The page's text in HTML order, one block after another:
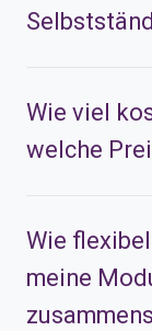
Wie viel
welche
Wie
meine